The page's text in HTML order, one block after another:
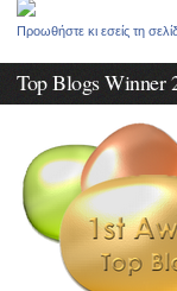
Προωθήστε κι εσείς τη
Top Blogs Winner